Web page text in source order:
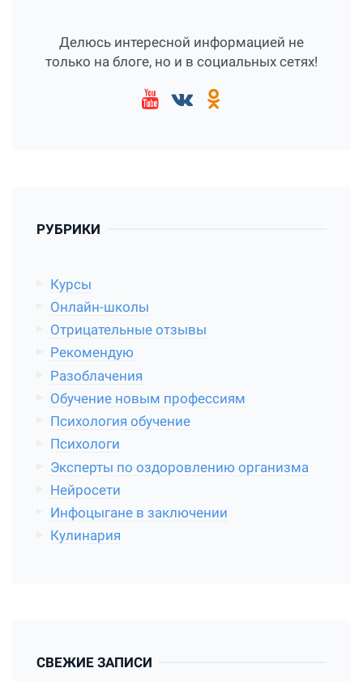
Делюсь интересной информацией не
только на блоге, но и в социальных сетях!
РУБРИКИ
Курсы
Онлайн-школы
Отрицательные отзывы
Рекомендую
Разоблачения
Обучение новым профессиям
Психология обучение
Психологи
Эксперты по оздоровлению организма
Нейросети
Инфоцыгане в заключении
Кулинария
СВЕЖИЕ ЗАПИСИ